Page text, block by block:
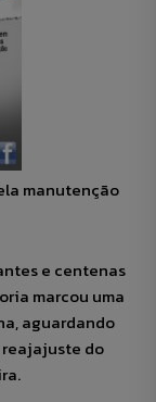
manutenção
e centenas
marcou uma
aguardando
do